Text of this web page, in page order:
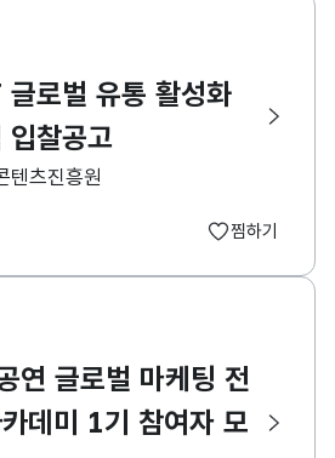
로벌 유통 활성화
입찰공고
텐츠진흥원
찜하기
연 글로벌 마케팅 전
데미 1기 참여자 모